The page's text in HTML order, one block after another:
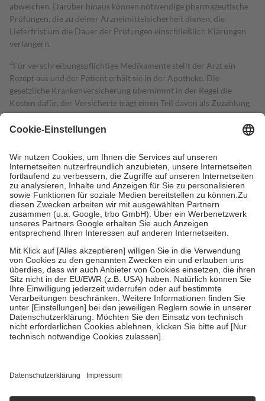
abweichen. Darüber hinaus können notwendige pharmazeutische
Prüfungen, die zu deiner Arzneimittelsicherheit dienen, die
Lieferfrist um die Dauer der Prüfungen einschließlich Klärungen
verlängern.
4Für verschreibungspflichtige Medikamente stellt der Arzt ein
Rezept aus und der Patient erhält sie in der Apotheke. Die
gesetzliche Krankenversicherung übernimmt in der Regel die
Kosten dafür, der Versicherte trägt einen Teil davon als Zuzahlung
mit.
Grundsätzlich leisten Mitglieder Zuzahlungen in Höhe von zehn
höchstens zehn Euro.
Es sind jedoch nie mehr als die tatsächlichen
Kosten der Leistung zu entrichten.
Diese Regeln gelten grundsätzlich auch für Online-Apotheken.
Bei Heilmitteln und häuslicher Krankenpflege beträgt die
Zuzahlung zehn Prozent der Kosten sowie zehn Euro je
Verordnung.
Um das Engagement der Versicherten für ihre eigene Gesundheit zu
stärken und die besondere Stellung der Familie zu unterstützen,
fallenkeine Zuzahlungenan bei:
• Kindern und Jugendlichen bis zum vollendeten 18. Lebensjahr
mit Ausnahme der Fahrkosten
• Untersuchungen zur Vorsorge und Früherkennung, die von der
GKV getragen werden
• empfohlenen Schutzimpfungen
• Harn- und Blutteststreifen
getroffen, um sicherzustellen, dass es sich um echte Bewertungen
https://help.etrusted.com/hc/de/articles/4419944605341